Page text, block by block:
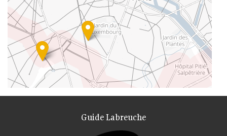
Guide Labreuche